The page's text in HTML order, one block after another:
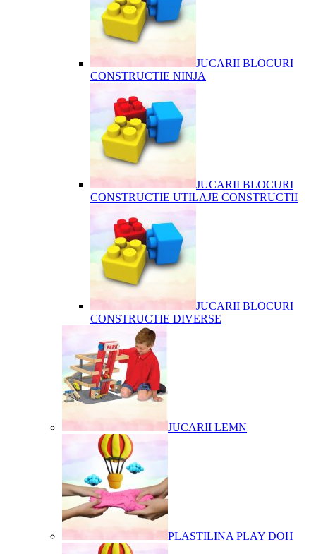
JUCARII BLOCURI
CONSTRUCTIE NINJA
JUCARII BLOCURI
CONSTRUCTIE UTILAJE CONSTRUCTII
JUCARII BLOCURI
CONSTRUCTIE DIVERSE
JUCARII LEMN
PLASTILINA PLAY DOH